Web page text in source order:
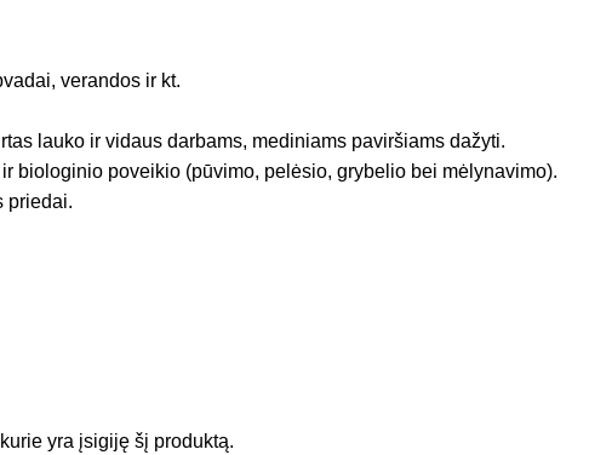
verandos ir kt.
lauko ir vidaus darbams, mediniams paviršiams dažyti.
biologinio poveikio (pūvimo, pelėsio, grybelio bei mėlynavimo).
priedai.
yra įsigiję šį produktą.